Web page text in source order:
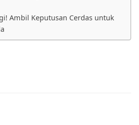
Ambil Keputusan Cerdas untuk